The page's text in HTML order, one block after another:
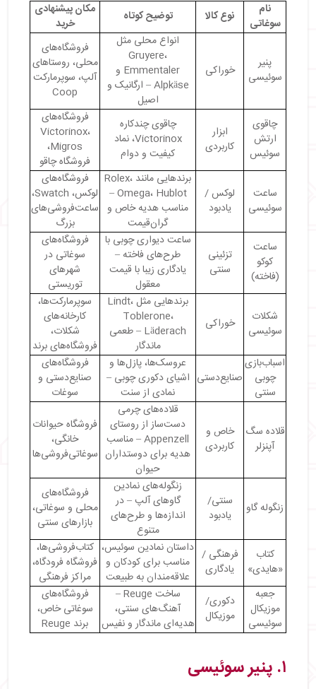
نام
سوغاتی
نوع کالا توضیح کوتاه
مکان پیشنهادی
خرید
پنیر
سوئیسی
خوراکی
انواع محلی مثل
Gruyere،
Emmentaler و
Alpkäse – ارگانیک و
اصیل
فروشگاه‌های
محلی، روستاهای
آلپ، سوپرمارکت
Coop
چاقوی
ارتش
سوئیس
ابزار
کاربردی
چاقوی چندکاره
Victorinox، نماد
کیفیت و دوام
فروشگاه‌های
Victorinox،
Migros،
فروشگاه چاقو
ساعت
سوئیسی
لوکس /
یادبود
برندهایی مانند Rolex،
Omega، Hublot –
مناسب هدیه خاص و
گران‌قیمت
فروشگاه‌های
لوکس، Swatch،
ساعت‌فروشی‌های
بزرگ
ساعت
کوکو
(فاخته)
تزئینی
سنتی
ساعت دیواری چوبی با
طرح‌های فاخته –
یادگاری زیبا با قیمت
معقول
فروشگاه‌های
سوغاتی در
شهرهای
توریستی
شکلات
سوئیسی
خوراکی
برندهایی مثل Lindt،
Toblerone،
Läderach – طعمی
ماندگار
سوپرمارکت‌ها،
کارخانه‌های
شکلات،
فروشگاه‌های برند
اسباب‌بازی
چوبی
سنتی
صنایع‌دستی
عروسک‌ها، پازل‌ها و
اشیای دکوری چوبی –
نمادی از سنت
فروشگاه‌های
صنایع‌دستی و
سوغات
قلاده سگ
آپنزلر
خاص و
کاربردی
قلاده‌های چرمی
دست‌ساز از روستای
Appenzell – مناسب
هدیه برای دوستداران
حیوان
فروشگاه حیوانات
خانگی،
سوغاتی‌فروشی‌ها
زنگوله گاو
سنتی/
یادبود
زنگوله‌های نمادین
گاوهای آلپ – در
اندازه‌ها و طرح‌های
متنوع
فروشگاه‌های
محلی و سوغاتی،
بازارهای سنتی
کتاب
«هایدی»
فرهنگی /
یادگاری
داستان نمادین سوئیس،
مناسب برای کودکان و
علاقه‌مندان به طبیعت
کتاب‌فروشی‌ها،
فروشگاه فرودگاه،
مراکز فرهنگی
جعبه
موزیکال
سوئیسی
دکوری/
موزیکال
ساخت Reuge –
آهنگ‌های سنتی،
هدیه‌ای ماندگار و نفیس
فروشگاه‌های
سوغاتی خاص،
برند Reuge
۱. پنیر سوئیسی